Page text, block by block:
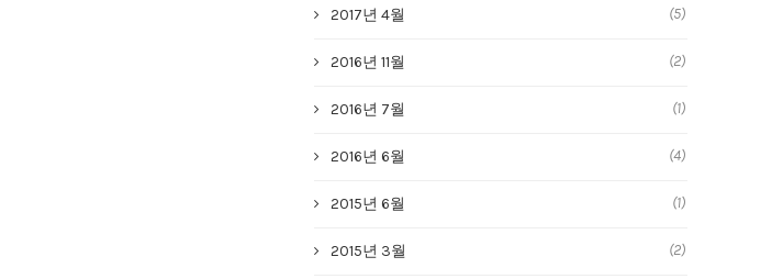
2017년 4월 (5)
2016년 11월 (2)
2016년 7월 (1)
2016년 6월 (4)
2015년 6월 (1)
2015년 3월 (2)